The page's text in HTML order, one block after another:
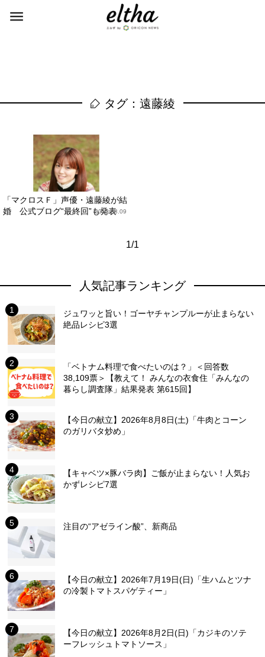
タグ：遠藤綾
「マクロスＦ」声優・遠藤綾が結
婚 公式ブログ“最終回”も発表
2013.08.09
1/1
人気記事ランキング
ジュワッと旨い！ゴーヤチャンプルーが止まらない
絶品レシピ3選
「ベトナム料理で食べたいのは？」＜回答数
38,109票＞【教えて！ みんなの衣食住「みんなの
暮らし調査隊」結果発表 第615回】
【今日の献立】2026年8月8日(土)「牛肉とコーン
のガリバタ炒め」
【キャベツ×豚バラ肉】ご飯が止まらない！人気お
かずレシピ7選
注目の“アゼライン酸”、新商品
【今日の献立】2026年7月19日(日)「生ハムとツナ
の冷製トマトスパゲティー」
【今日の献立】2026年8月2日(日)「カジキのソテ
ーフレッシュトマトソース」